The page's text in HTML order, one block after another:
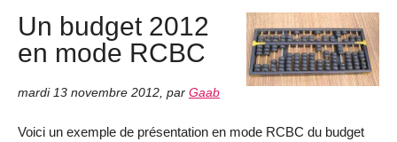
Un budget 2012
en mode RCBC
mardi 13 novembre 2012 par Gaab
Voici un exemple de présentation en mode RCBC du budget